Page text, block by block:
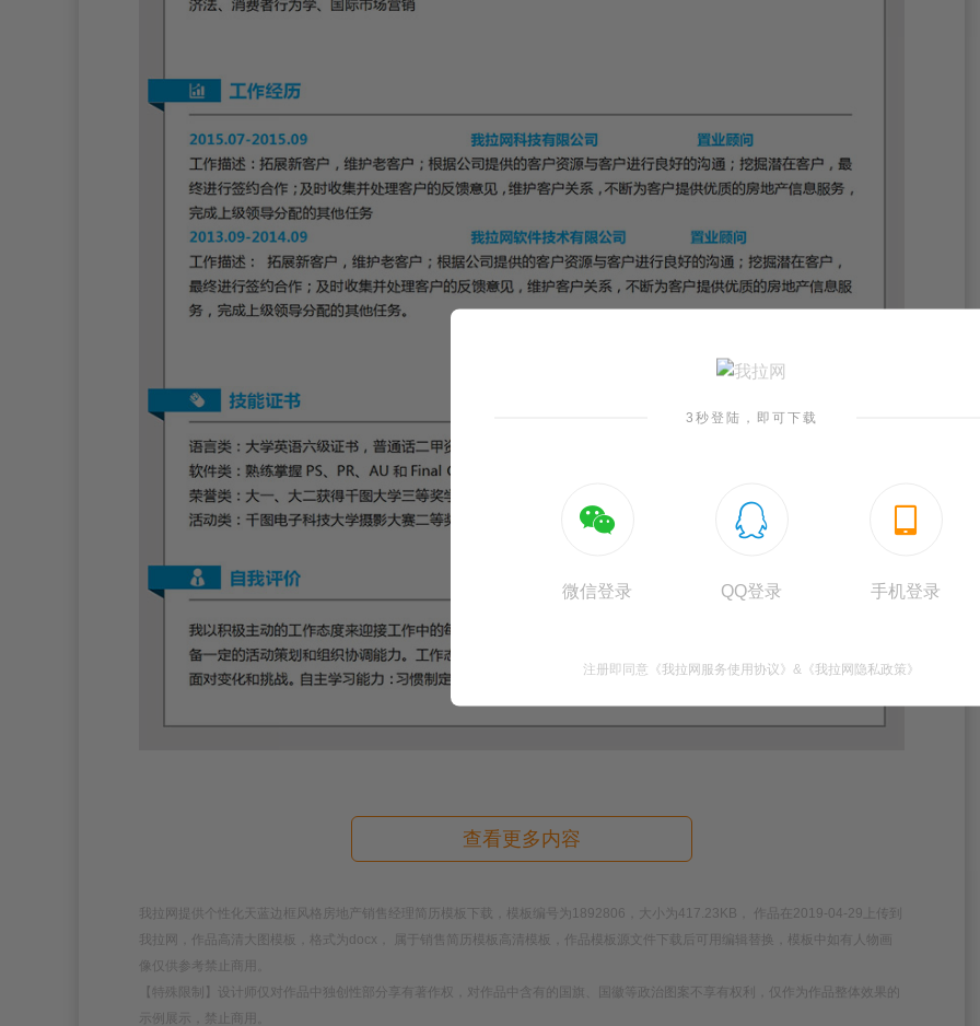
查看更多内容
我拉网提供个性化天蓝边框风格房地产销售经理简历模板下载，模板编号为1892806，大小为417.23KB， 作品在2019-04-29上传到
我拉网，作品高清大图模板，格式为docx， 属于销售简历模板高清模板，作品模板源文件下载后可用编辑替换，模板中如有人物画
像仅供参考禁止商用。
【特殊限制】设计师仅对作品中独创性部分享有著作权，对作品中含有的国旗、国徽等政治图案不享有权利，仅作为作品整体效果的
示例展示，禁止商用。
3秒登陆，即可下载

微信登录

QQ登录

手机登录
注册即同意 《我拉网服务使用协议》 & 《我拉网隐私政策》